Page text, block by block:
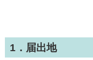
1．届出地